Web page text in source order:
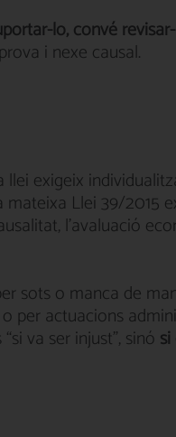
lo, convé
i nexe causal.
llei exigeix
Llei 39/2015
l'avaluació
sots o manca de
per actuacions
va ser injust”, sinó